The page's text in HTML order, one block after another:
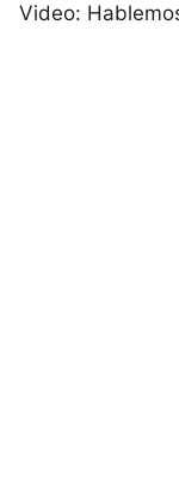
Video: